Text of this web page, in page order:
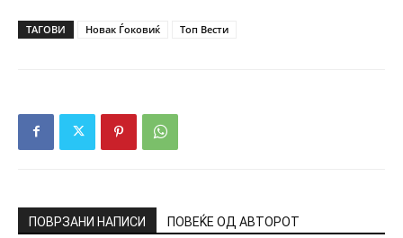
ТАГОВИ Новак Ѓоковиќ Топ Вести
ПОВРЗАНИ НАПИСИ ПОВЕЌЕ ОД АВТОРОТ